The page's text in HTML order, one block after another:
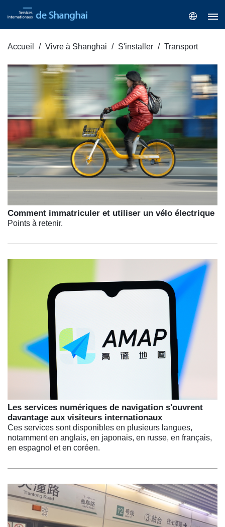
Accueil Vivre à Shanghai S'installer Transport
Comment immatriculer et utiliser un vélo électrique
Points à retenir.
Les services numériques de navigation s'ouvrent
davantage aux visiteurs internationaux
Ces services sont disponibles en plusieurs langues,
notamment en anglais, en japonais, en russe, en français,
en espagnol et en coréen.